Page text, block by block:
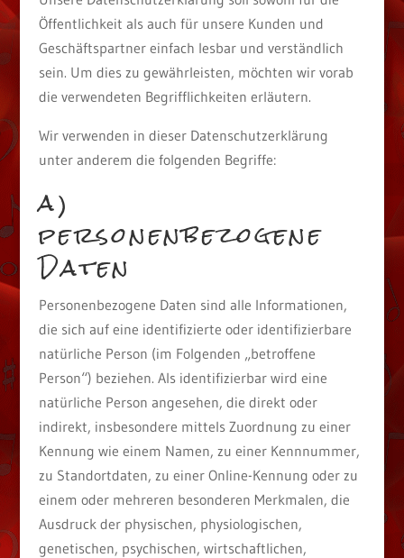
Öffentlichkeit als auch für unsere Kunden und
Geschäftspartner einfach lesbar und verständlich
sein. Um dies zu gewährleisten, möchten wir vorab
die verwendeten Begrifflichkeiten erläutern.
Wir verwenden in dieser Datenschutzerklärung
unter anderem die folgenden Begriffe:
a)
personenbezogene
Daten
Personenbezogene Daten sind alle Informationen,
die sich auf eine identifizierte oder identifizierbare
natürliche Person (im Folgenden „betroffene
Person“) beziehen. Als identifizierbar wird eine
natürliche Person angesehen, die direkt oder
indirekt, insbesondere mittels Zuordnung zu einer
Kennung wie einem Namen, zu einer Kennnummer,
zu Standortdaten, zu einer Online-Kennung oder zu
einem oder mehreren besonderen Merkmalen, die
Ausdruck der physischen, physiologischen,
genetischen, psychischen, wirtschaftlichen,